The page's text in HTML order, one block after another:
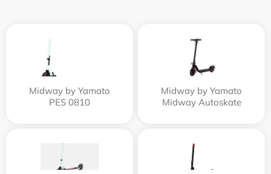
Midway by Yamato
PES 0810
Midway by Yamato
Midway Autoskate